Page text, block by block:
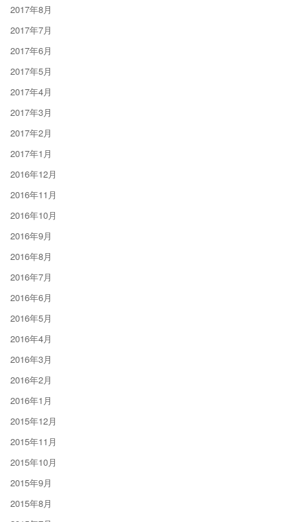
2017年8月
2017年7月
2017年6月
2017年5月
2017年4月
2017年3月
2017年2月
2017年1月
2016年12月
2016年11月
2016年10月
2016年9月
2016年8月
2016年7月
2016年6月
2016年5月
2016年4月
2016年3月
2016年2月
2016年1月
2015年12月
2015年11月
2015年10月
2015年9月
2015年8月